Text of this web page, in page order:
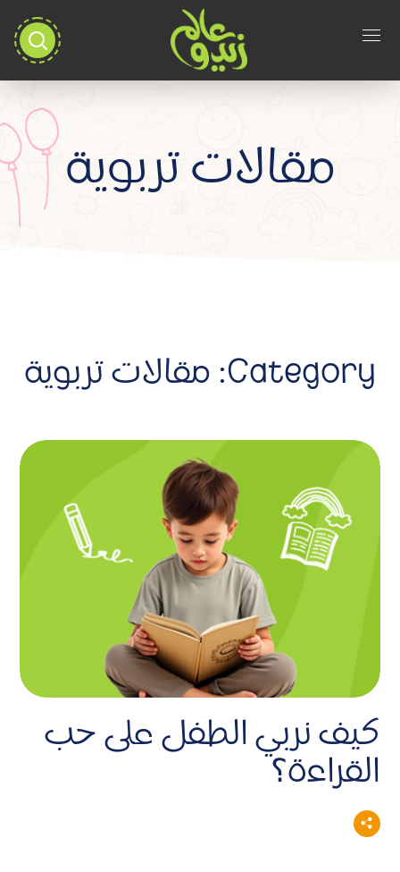
مقالات تربوية
Category: مقالات تربوية
كيف نربي الطفل على حب
القراءة؟